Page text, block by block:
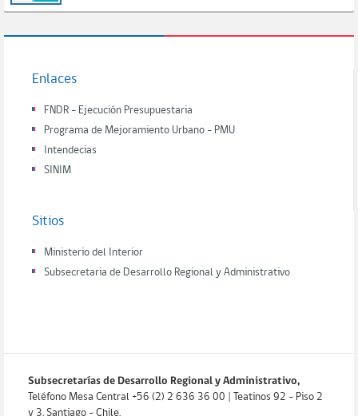
Enlaces
FNDR - Ejecución Presupuestaria
Programa de Mejoramiento Urbano - PMU
Intendecias
SINIM
Sitios
Ministerio del Interior
Subsecretaria de Desarrollo Regional y Administrativo
Subsecretarías de Desarrollo Regional y Administrativo,
Teléfono Mesa Central +56 (2) 2 636 36 00 | Teatinos 92 - Piso 2
y 3. Santiago - Chile.